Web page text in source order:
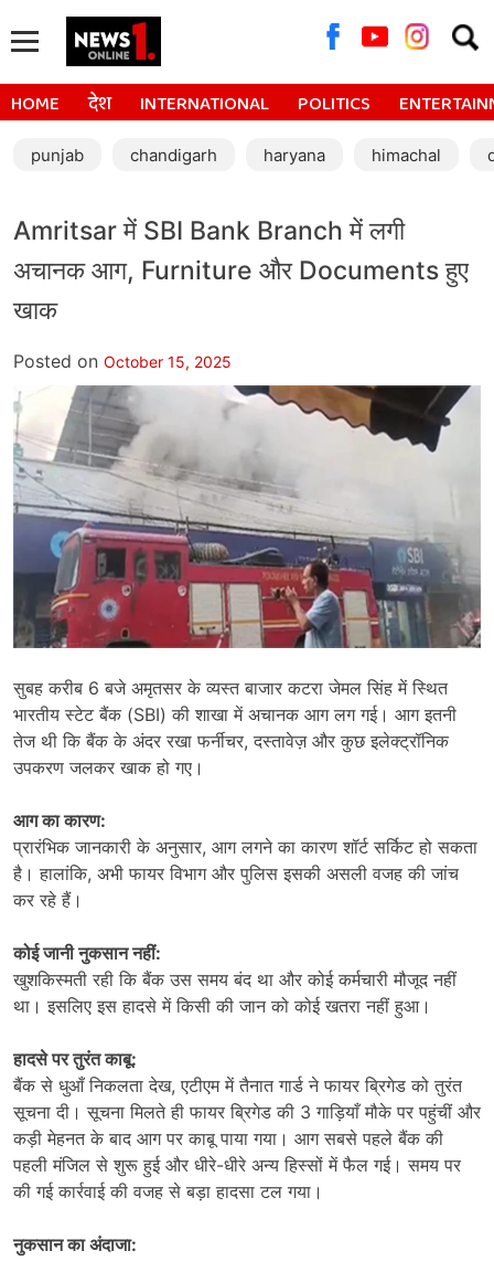
for:
HOME देश INTERNATIONAL POLITICS
punjab chandigarh haryana himachal
Amritsar में SBI Bank Branch में लगी
अचानक आग, Furniture और Documents हुए
खाक
Posted on October 15, 2025
सुबह करीब 6 बजे अमृतसर के व्यस्त बाजार कटरा जेमल सिंह में स्थित
भारतीय स्टेट बैंक (SBI) की शाखा में अचानक आग लग गई। आग इतनी
तेज थी कि बैंक के अंदर रखा फर्नीचर, दस्तावेज़ और कुछ इलेक्ट्रॉनिक
उपकरण जलकर खाक हो गए।
आग का कारण:
प्रारंभिक जानकारी के अनुसार, आग लगने का कारण शॉर्ट सर्किट हो सकता
है। हालांकि, अभी फायर विभाग और पुलिस इसकी असली वजह की जांच
कर रहे हैं।
कोई जानी नुकसान नहीं:
खुशकिस्मती रही कि बैंक उस समय बंद था और कोई कर्मचारी मौजूद नहीं
था। इसलिए इस हादसे में किसी की जान को कोई खतरा नहीं हुआ।
हादसे पर तुरंत काबू:
बैंक से धुआँ निकलता देख, एटीएम में तैनात गार्ड ने फायर ब्रिगेड को तुरंत
सूचना दी। सूचना मिलते ही फायर ब्रिगेड की 3 गाड़ियाँ मौके पर पहुंचीं और
कड़ी मेहनत के बाद आग पर काबू पाया गया। आग सबसे पहले बैंक की
पहली मंजिल से शुरू हुई और धीरे-धीरे अन्य हिस्सों में फैल गई। समय पर
की गई कार्रवाई की वजह से बड़ा हादसा टल गया।
नुकसान का अंदाजा: